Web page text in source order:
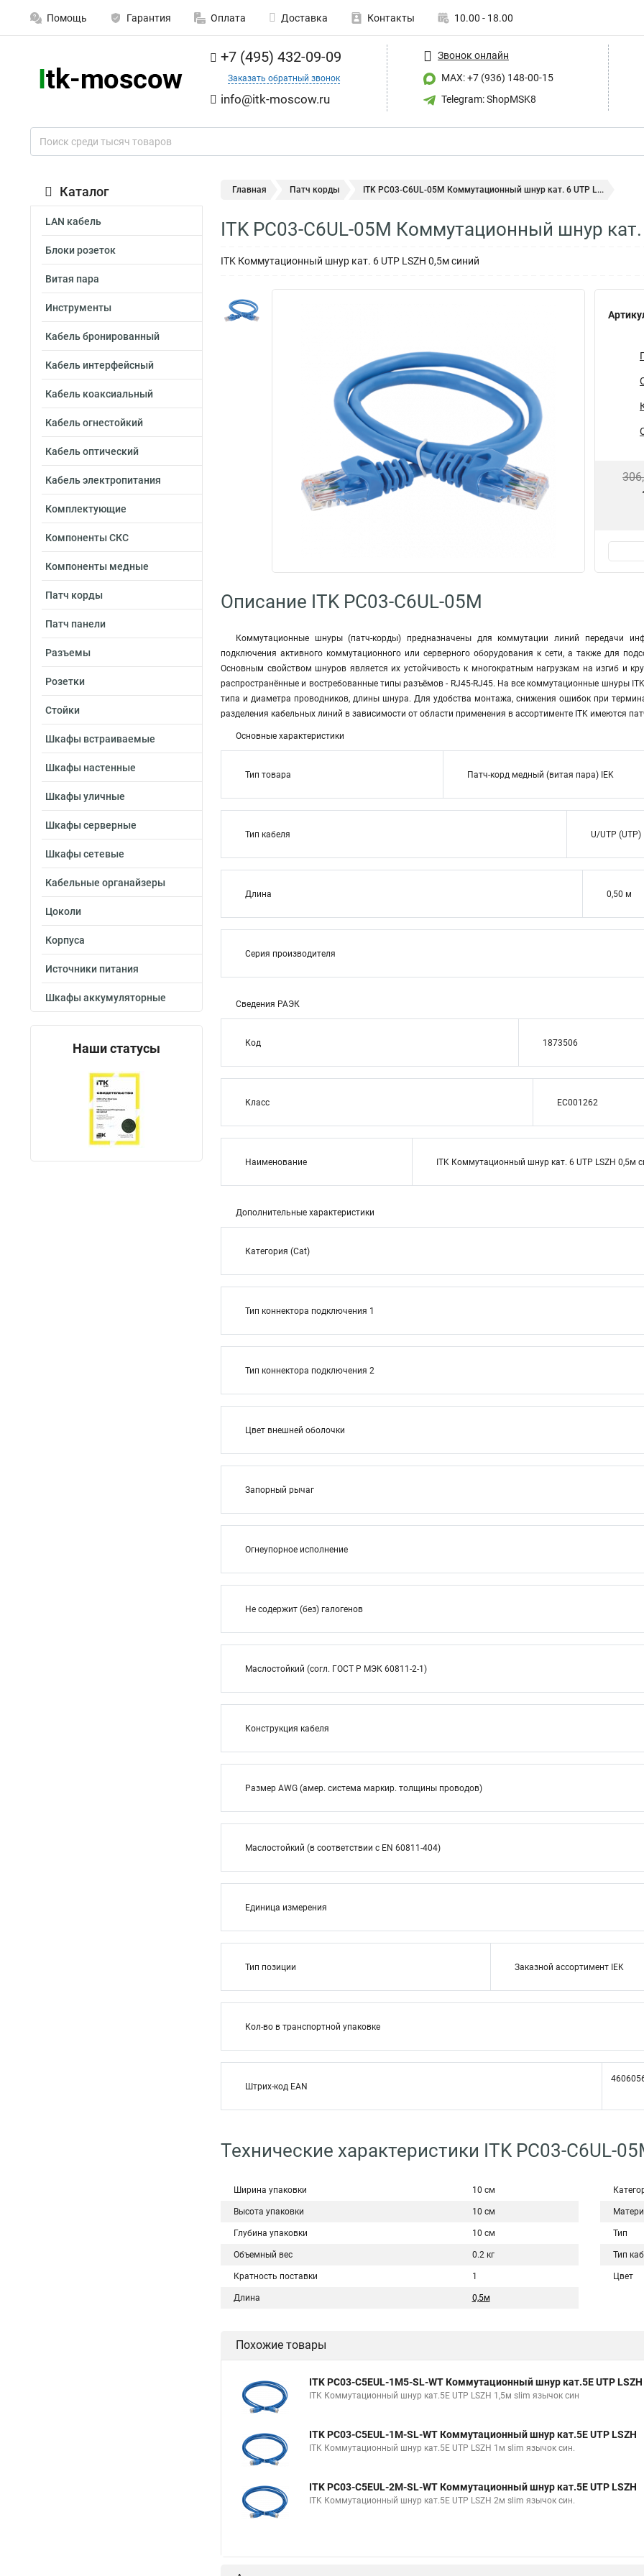
Помощь Гарантия Оплата Доставка Контакты 10.00 - 18.00
+7 (495) 432-09-09
Заказать обратный звонок
info@itk-moscow.ru
Звонок онлайн
MAX: +7 (936) 148-00-15
Telegram: ShopMSK8
Каталог
LAN кабель
Блоки розеток
Витая пара
Инструменты
Кабель бронированный
Кабель интерфейсный
Кабель коаксиальный
Кабель огнестойкий
Кабель оптический
Кабель электропитания
Комплектующие
Компоненты СКС
Компоненты медные
Патч корды
Патч панели
Разъемы
Розетки
Стойки
Шкафы встраиваемые
Шкафы настенные
Шкафы уличные
Шкафы серверные
Шкафы сетевые
Кабельные органайзеры
Цоколи
Корпуса
Источники питания
Шкафы аккумуляторные
Наши статусы
Главная Патч корды ITK PC03-C6UL-05M Коммутационный шнур кат. 6 UTP L...
ITK PC03-C6UL-05M Коммутационный шнур кат.
ITK Коммутационный шнур кат. 6 UTP LSZH 0,5м синий
Описание ITK PC03-C6UL-05M
Коммутационные шнуры (патч-корды) предназначены для коммутации линий передачи
подключения активного коммутационного или серверного оборудования к сети, а также для
Основным свойством шнуров является их устойчивость к многократным нагрузкам на изгиб и
распространённые и востребованные типы разъёмов - RJ45-RJ45. На все коммутационные шнуры
типа и диаметра проводников, длины шнура. Для удобства монтажа, снижения ошибок при
разделения кабельных линий в зависимости от области применения в ассортименте ITK имеются
Основные характеристики
Тип товара Патч-корд медный (витая пара) IEK
Тип кабеля U/UTP (UTP)
Длина 0,50 м
Серия производителя
Сведения РАЭК
Код 1873506
Класс EC001262
Наименование ITK Коммутационный шнур кат. 6 UTP LSZH 0,5м
Дополнительные характеристики
Категория (Cat)
Тип коннектора подключения 1
Тип коннектора подключения 2
Цвет внешней оболочки
Запорный рычаг
Огнеупорное исполнение
Не содержит (без) галогенов
Маслостойкий (согл. ГОСТ Р МЭК 60811-2-1)
Конструкция кабеля
Размер AWG (амер. система маркир. толщины проводов)
Маслостойкий (в соответствии с EN 60811-404)
Единица измерения
Тип позиции Заказной ассортимент IEK
Кол-во в транспортной упаковке
Штрих-код EAN
Технические характеристики ITK PC03-C6UL-
Ширина упаковки 10 см
Высота упаковки 10 см
Глубина упаковки 10 см
Объемный вес 0.2 кг
Кратность поставки 1
Длина 0,5м
Тип
Тип
Цвет
Похожие товары
ITK PC03-C5EUL-1M5-SL-WT Коммутационный шнур кат.5E UTP LSZH
ITK Коммутационный шнур кат.5E UTP LSZH 1,5м slim язычок син
ITK PC03-C5EUL-1M-SL-WT Коммутационный шнур кат.5E UTP LSZH
ITK Коммутационный шнур кат.5E UTP LSZH 1м slim язычок син.
ITK PC03-C5EUL-2M-SL-WT Коммутационный шнур кат.5E UTP LSZH
ITK Коммутационный шнур кат.5E UTP LSZH 2м slim язычок син.